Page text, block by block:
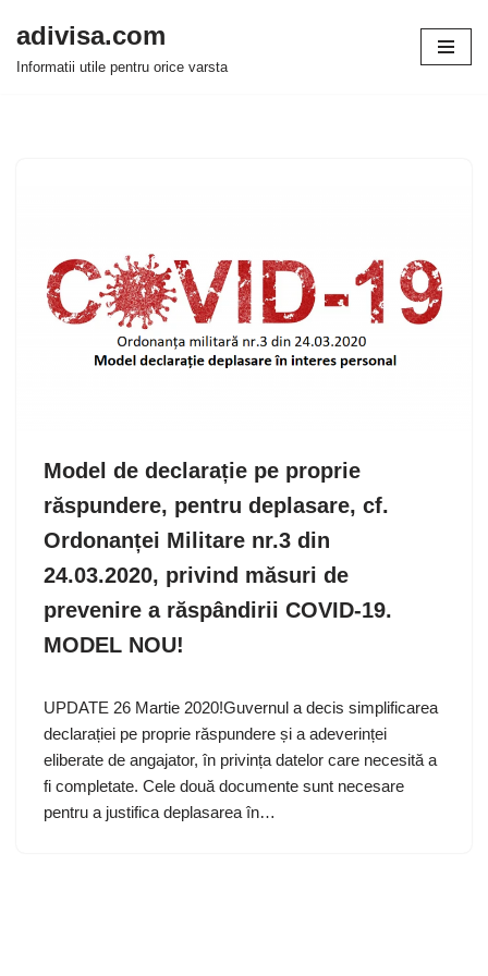
Sari
adivisa.com
Informatii utile pentru orice varsta
Model de declarație pe proprie
răspundere, pentru deplasare, cf.
Ordonanței Militare nr.3 din
24.03.2020, privind măsuri de
prevenire a răspândirii COVID-19.
MODEL NOU!
UPDATE 26 Martie 2020!Guvernul a decis simplificarea
declarației pe proprie răspundere și a adeverinței
eliberate de angajator, în privința datelor care necesită a
fi completate. Cele două documente sunt necesare
pentru a justifica deplasarea în…